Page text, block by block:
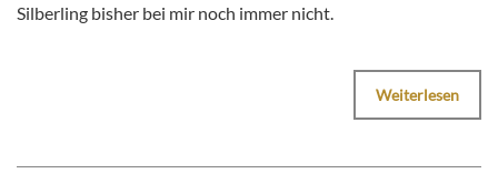
Silberling bisher bei mir noch immer nicht.
Weiterlesen